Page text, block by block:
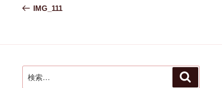
ナ
ー
ョ
の
IMG_111
索: